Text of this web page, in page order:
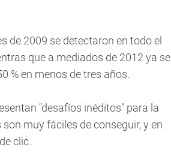
de 2009 se detectaron en todo el
que a mediados de 2012 ya se
% en menos de tres años.
"desafíos inéditos" para la
muy fáciles de conseguir, y en
clic.